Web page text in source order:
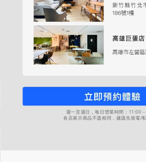
週一至週日，每日營業時間：11:00
各店展示商品不盡相同，建議先致電/